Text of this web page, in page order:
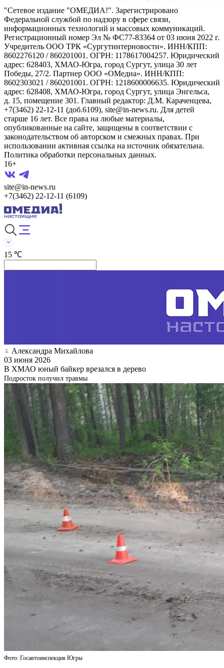
"Сетевое издание "ОМЕДИА!". Зарегистрировано
Федеральной службой по надзору в сфере связи,
информационных технологий и массовых коммуникаций.
Регистрационный номер Эл № ФС77-83364 от 03 июня 2022 г.
Учредитель ООО ТРК «Сургутинтерновости». ИНН/КПП:
8602276120 / 860201001. ОГРН: 1178617004257. Юридический
адрес: 628403, ХМАО-Югра, город Сургут, улица 30 лет
Победы, 27/2. Партнер ООО «ОМедиа». ИНН/КПП:
8602303021 / 860201001. ОГРН: 1218600006635. Юридический
адрес: 628408, ХМАО-Югра, город Сургут, улица Энгельса,
д. 15, помещение 301. Главный редактор: Д.М. Караченцева,
+7(3462) 22-12-11 (доб.6109), site@in-news.ru. Для детей
старше 16 лет. Все права на любые материалы,
опубликованные на сайте, защищены в соответствии с
законодательством об авторском и смежных правах. При
использовании активная ссылка на источник обязательна.
Политика обработки персональных данных.
16+
site@in-news.ru
+7(3462) 22-12-11 (6109)
15 ℃
Александра Михайлова
03 июня 2026
В ХМАО юный байкер врезался в дерево
Подросток получил травмы
Фото: Госавтоинспекция Югры